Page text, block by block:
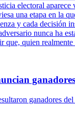
electoral
una etapa en la
y cada decisión
nunca ha
quien realmente
ganadores